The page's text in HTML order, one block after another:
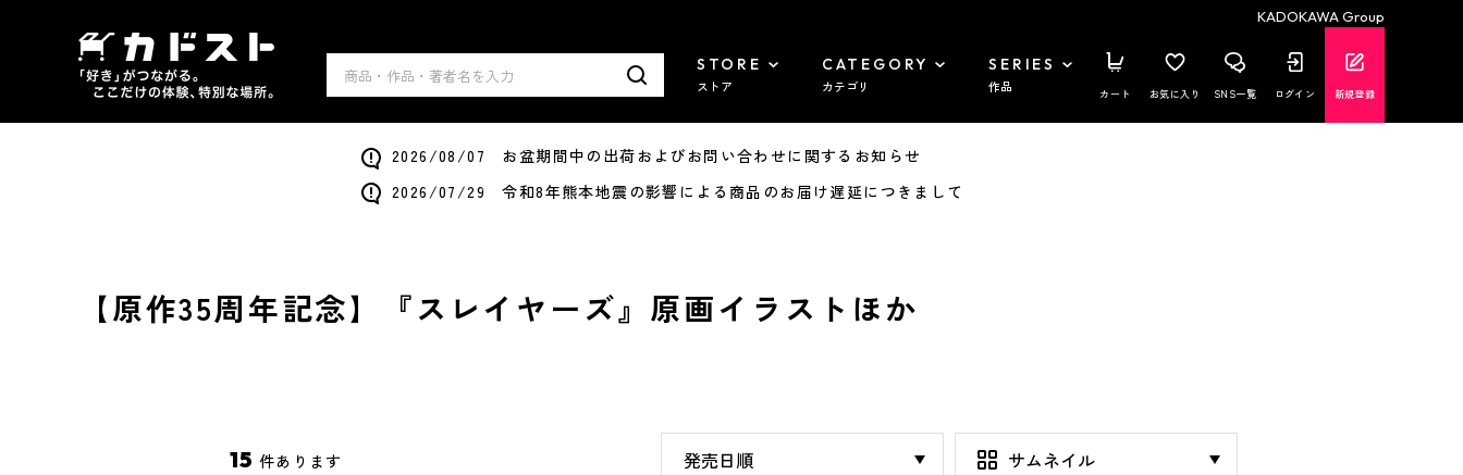
KADOKAWA Group
STORE
ストア
CATEGORY
カテゴリ
SERIES
作品 カート お気に入り SNS一覧 ログイン 新規登録
2026/08/07 お盆期間中の出荷およびお問い合わせに関するお知らせ
2026/07/29 令和8年熊本地震の影響による商品のお届け遅延につきまして
【原作35周年記念】『スレイヤーズ』原画イラストほか
15 件あります